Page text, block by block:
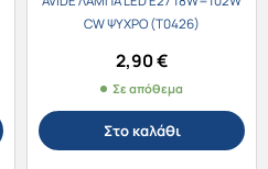
CW ΨΥΧΡΟ (Τ0426)
2,90€
Σε απόθεμα
Στο καλάθι